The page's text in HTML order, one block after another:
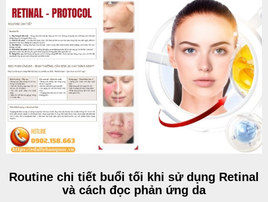
Routine chi tiết buổi tối khi sử dụng Retinal
và cách đọc phản ứng da